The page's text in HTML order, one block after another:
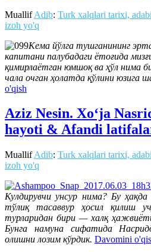
MuallifAdib: Turk xalqlari tarixi,
izoh yo'q
Кема йўлга тушганининг
капитани палубадаги ётоғида
қимирлаётган юмшоқ ва ҳўл нима
чала очган ҳолатда қўлини юзига
o'qish
Aziz Nesin. Xo‘ja
hayoti & Afandi
MuallifAdib: Turk xalqlari tarixi,
izoh yo'q
Кулдирувчи унсур нима? Бу
тўлиқ тасаввур ҳосил қилиш
турларидан бири — халқ
Бунга намуна сифатида
олишни лозим кўрдик. Davomini